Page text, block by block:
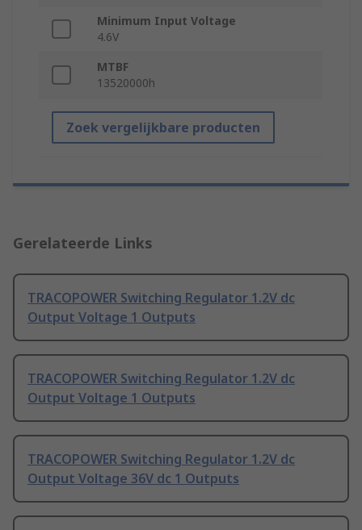
Minimum Input Voltage
4.6V
MTBF
13520000h
Zoek vergelijkbare producten
Gerelateerde Links
TRACOPOWER Switching Regulator 1.2V dc
Output Voltage 1 Outputs
TRACOPOWER Switching Regulator 1.2V dc
Output Voltage 1 Outputs
TRACOPOWER Switching Regulator 1.2V dc
Output Voltage 36V dc 1 Outputs